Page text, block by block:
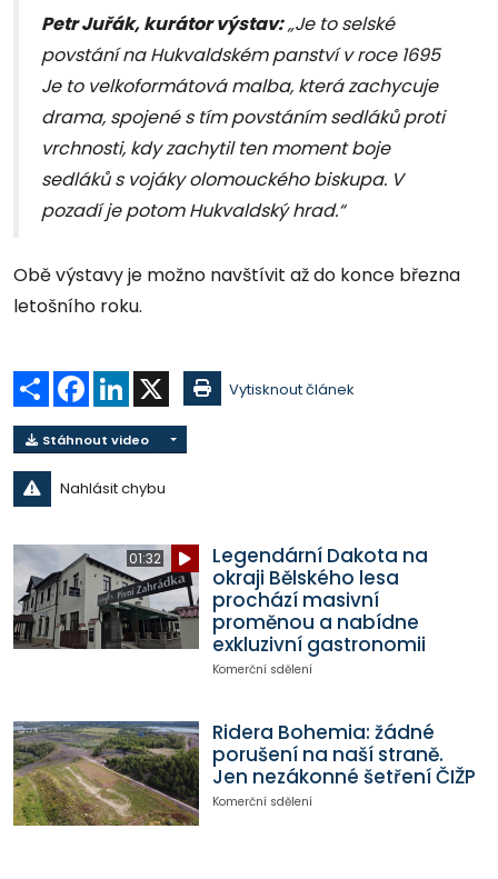
Petr Juřák, kurátor výstav:„Je to selské
povstání na Hukvaldském panství v roce 1695
Je to velkoformátová malba, která zachycuje
drama, spojené s tím povstáním sedláků proti
vrchnosti, kdy zachytil ten moment boje
sedláků s vojáky olomouckého biskupa. V
pozadí je potom Hukvaldský hrad.“
Obě výstavy je možno navštívit až do konce března
letošního roku.
Sdílet Facebook
LinkedIn Vytisknout článek
Stáhnout video
Nahlásit chybu
01:32
Legendární Dakota na
okraji Bělského lesa
prochází masivní
proměnou a nabídne
exkluzivní gastronomii
Komerční sdělení
Ridera Bohemia: žádné
porušení na naší straně.
Jen nezákonné šetření ČIŽP
Komerční sdělení